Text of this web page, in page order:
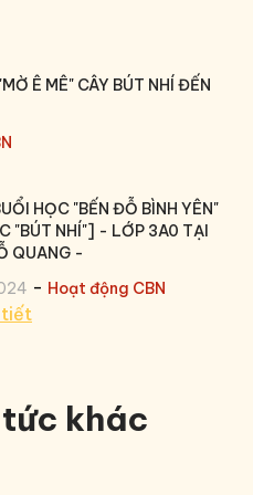
Ê MÊ" CÂY BÚT NHÍ ĐẾN
HỌC "BẾN ĐỖ BÌNH YÊN"
"BÚT NHÍ"] - LỚP 3A0 TẠI
QUANG -
- Hoạt động CBN
tiết
khác